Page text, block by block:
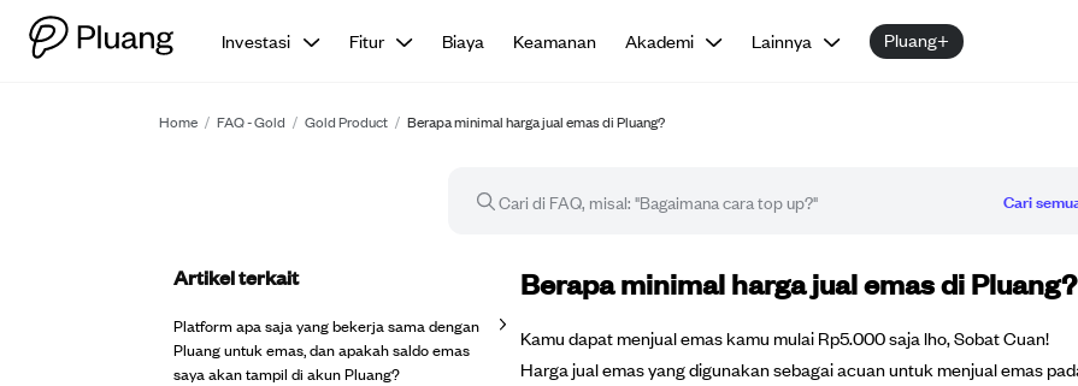
Investasi Fitur Biaya Keamanan Akademi Lainnya Pluang+
Home / FAQ - Gold / Gold Product / Berapa minimal harga jual emas di Pluang?
Cari
Artikel FAQ
Berapa minimal harga jual emas di Pluang?
Kamu dapat menjual emas kamu mulai Rp5.000 saja lho, Sobat Cuan!
Harga jual emas yang digunakan sebagai acuan untuk menjual emas
Artikel terkait
Platform apa saja yang bekerja sama dengan
Pluang untuk emas, dan apakah saldo emas
saya akan tampil di akun Pluang?